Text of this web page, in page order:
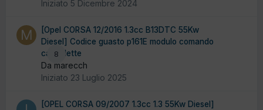
Iniziato 5 Dicembre 2024
8
[Opel CORSA 12/2016 1.3cc B13DTC 55Kw
Diesel] Codice guasto p161E modulo comando
candelette
Da marecch
Iniziato 23 Luglio 2025
[OPEL CORSA 09/2007 1.3cc 1.3 55Kw Diesel]